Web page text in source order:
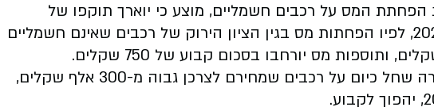
את הפחתת המס על רכבים חשמליים, מוצע כי יוארך תוקפו של
המתווה שעמד בתוקף בשנת 2025, לפיו הפחתות מס בגין הציון הירוק של רכבים שאינם חשמליים
כמו כן, מוצע בצווים כי מס היוקרה שחל כיום על רכבים שמחירם לצרכן גבוה מ-300 אלף שקלים,